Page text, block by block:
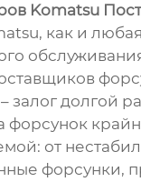
Komatsu
как и
залог долгой
от
форсунки,